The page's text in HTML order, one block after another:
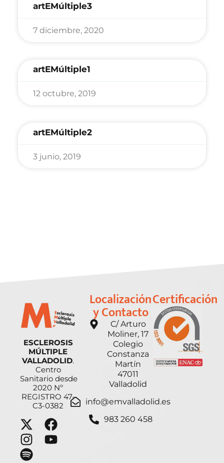
artEMúltiple3
7 diciembre, 2020
artEMúltiple1
12 octubre, 2019
artEMúltiple2
3 junio, 2019
ESCLEROSIS
MÚLTIPLE
VALLADOLID.
Centro
Sanitario desde
2020 Nº
REGISTRO 47-
C3-0382
Localización
y Contacto
C/ Arturo
Moliner, 17
Colegio
Constanza
Martín
47011
Valladolid
info@emvalladolid.es
983 260 458
Certificación